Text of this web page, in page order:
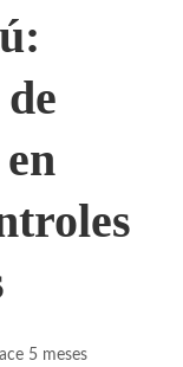
5 meses